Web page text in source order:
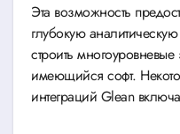
Эта возможность
глубокую
строить
имеющийся софт.
интеграций Glean